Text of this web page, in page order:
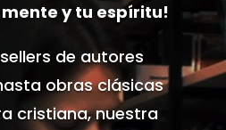
y tu espíritu!
de autores
obras clásicas
cristiana, nuestra